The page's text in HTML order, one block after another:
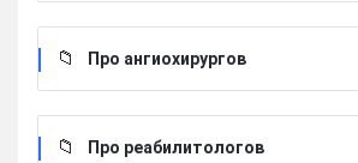
Про ангиохирургов
Про реабилитологов